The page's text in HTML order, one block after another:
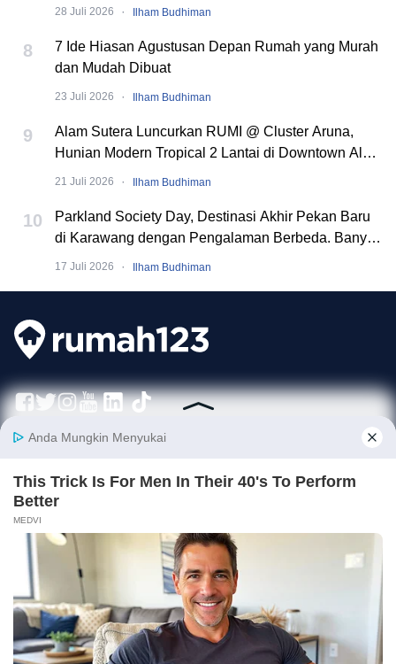
28 Juli 2026 · Ilham Budhiman
8
7 Ide Hiasan Agustusan Depan Rumah yang Murah
dan Mudah Dibuat
23 Juli 2026 · Ilham Budhiman
9
Alam Sutera Luncurkan RUMI @ Cluster Aruna,
Hunian Modern Tropical 2 Lantai di Downtown Alam
Sutera
21 Juli 2026 · Ilham Budhiman
10
Parkland Society Day, Destinasi Akhir Pekan Baru
di Karawang dengan Pengalaman Berbeda. Banyak
Event Seru!
17 Juli 2026 · Ilham Budhiman
Indonesia, yang hadir sejak tahun 2007 dan telah melayani jutaan orang di
dari developer terkemuka serta agen profesional.
info@rumah123.com
+62 21 30496123
✕ Close Ads